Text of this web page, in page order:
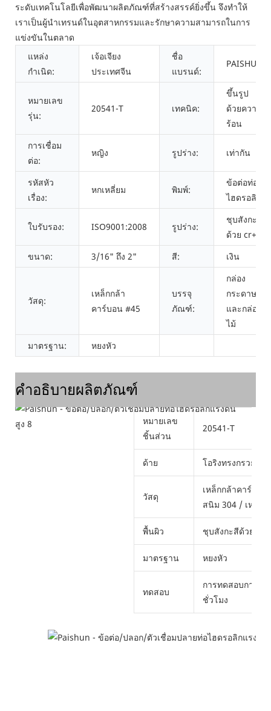
ระดับเทคโนโลยีเพื่อพัฒนาผลิตภัณฑ์ที่สร้างสรรค์ยิ่งขึ้น จึงทำให้
เราเป็นผู้นำเทรนด์ในอุตสาหกรรมและรักษาความสามารถในการ
แข่งขันในตลาด
แหล่ง
กำเนิด:
เจ้อเจียง
ประเทศจีน
ชื่อ
แบรนด์:
PAISHUN
หมายเลข
รุ่น:
20541-T เทคนิค:
ขึ้นรูป
ด้วยความ
ร้อน
การเชื่อม
ต่อ:
หญิง รูปร่าง: เท่ากัน
รหัสหัว
เรื่อง:
หกเหลี่ยม พิมพ์:
ข้อต่อท่อ
ไฮดรอลิก
ใบรับรอง: ISO9001:2008 รูปร่าง:
ชุบสังกะสี
ด้วย cr+3
ขนาด:
3/16" ถึง 2" สี: เงิน
วัสดุ:
เหล็กกล้า
คาร์บอน #45
บรรจุ
ภัณฑ์:
กล่อง
กระดาษ
และกล่อง
ไม้
มาตรฐาน:
หยงหัว
คำอธิบายผลิตภัณฑ์
หมายเลข
ชิ้นส่วน
20541-T
ด้าย โอริงทรงกรวยตัว
วัสดุ
เหล็กกล้าคาร์บอน
สนิม 304 / เหล็ก
พื้นผิว ชุบสังกะสีด้วย
มาตรฐาน หยงหัว
ทดสอบ
การทดสอบการพ่น
ชั่วโมง